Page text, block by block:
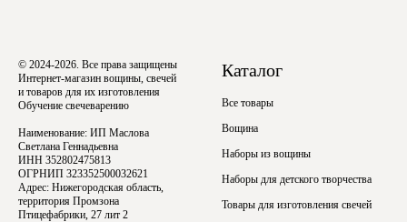
© 2024-2026. Все права защищены
Интернет-магазин вощины, свечей
и товаров для их изготовления
Обучение свечеварению
Наименование: ИП Маслова
Светлана Геннадьевна
ИНН 352802475813
ОГРНИП 323352500032621
Адрес: Нижегородская область,
территория Промзона
Птицефабрики, 27 лит 2
Каталог
Все товары
Вощина
Наборы из вощины
Наборы для детского творчества
Товары для изготовления свечей